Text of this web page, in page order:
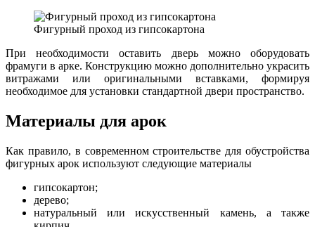
Фигурный проход из гипсокартона
При необходимости оставить дверь можно оборудовать
фрамуги в арке. Конструкцию можно дополнительно украсить
витражами или оригинальными вставками, формируя
необходимое для установки стандартной двери пространство.
Материалы для арок
Как правило, в современном строительстве для обустройства
фигурных арок используют следующие материалы
гипсокартон;
дерево;
натуральный или искусственный камень, а также